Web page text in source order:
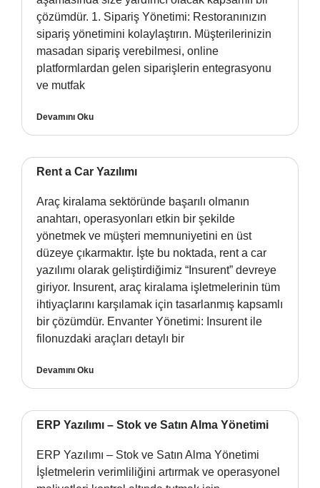
çözümdür. 1. Sipariş Yönetimi: Restoranınızın
sipariş yönetimini kolaylaştırın. Müşterilerinizin
masadan sipariş verebilmesi, online
platformlardan gelen siparişlerin entegrasyonu
ve mutfak
Devamını Oku
Rent a Car Yazılımı
Araç kiralama sektöründe başarılı olmanın
anahtarı, operasyonları etkin bir şekilde
yönetmek ve müşteri memnuniyetini en üst
düzeye çıkarmaktır. İşte bu noktada, rent a car
yazılımı olarak geliştirdiğimiz “Insurent” devreye
giriyor. Insurent, araç kiralama işletmelerinin tüm
ihtiyaçlarını karşılamak için tasarlanmış kapsamlı
bir çözümdür. Envanter Yönetimi: Insurent ile
filonuzdaki araçları detaylı bir
Devamını Oku
ERP Yazılımı – Stok ve Satın Alma Yönetimi
ERP Yazılımı – Stok ve Satın Alma Yönetimi
İşletmelerin verimliliğini artırmak ve operasyonel